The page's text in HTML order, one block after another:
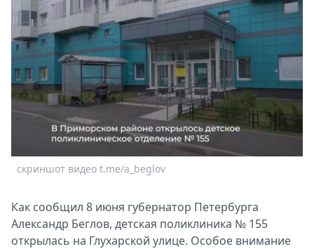
О
Metro
Стримы
Спецпроекты
Звезды
Выборы
2026
Скачай
скриншот видео t.me/a_beglov
Как сообщил 8 июня губернатор Петербурга
Александр Беглов, детская поликлиника № 155
открылась на Глухарской улице. Особое внимание